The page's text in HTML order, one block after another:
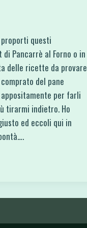
questi
Pancarrè al Forno o in
delle ricette da provare
del pane
per farli
tirarmi indietro. Ho
ed eccoli qui in